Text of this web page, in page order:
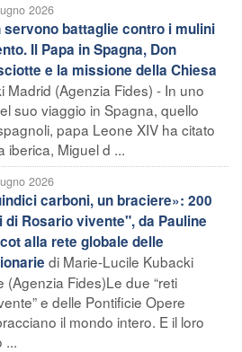
2026
servono battaglie contro i mulini
Il Papa in Spagna, Don
e la missione della Chiesa
Madrid (Agenzia Fides) - In uno
suo viaggio in Spagna, quello
papa Leone XIV ha citato
iberica, Miguel d ...
2026
carboni, un braciere»: 200
di Rosario vivente", da Pauline
alla rete globale delle
di Marie-Lucile Kubacki
(Agenzia Fides)Le due “reti
e delle Pontificie Opere
il mondo intero. E il loro
...